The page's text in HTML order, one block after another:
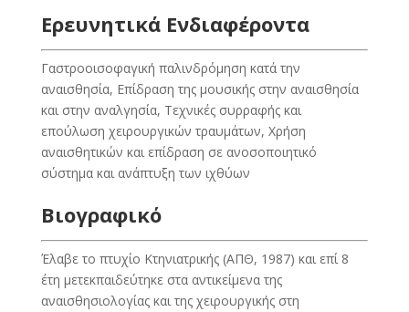
Ερευνητικά Ενδιαφέροντα
Γαστροοισοφαγική παλινδρόμηση κατά την
αναισθησία, Επίδραση της μουσικής στην αναισθησία
και στην αναλγησία, Τεχνικές συρραφής και
επούλωση χειρουργικών τραυμάτων, Χρήση
αναισθητικών και επίδραση σε ανοσοποιητικό
σύστημα και ανάπτυξη των ιχθύων
Βιογραφικό
Έλαβε το πτυχίο Κτηνιατρικής (ΑΠΘ, 1987) και επί 8
έτη μετεκπαιδεύτηκε στα αντικείμενα της
αναισθησιολογίας και της χειρουργικής στη